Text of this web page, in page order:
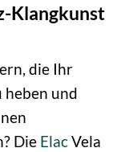
Klangkunst
die Ihr
heben und
Die ElacVela